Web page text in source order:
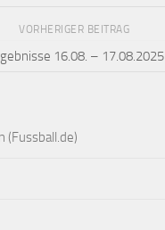
VORHERIGER BEITRAG
16.08. – 17.08.2025
(Fussball.de)